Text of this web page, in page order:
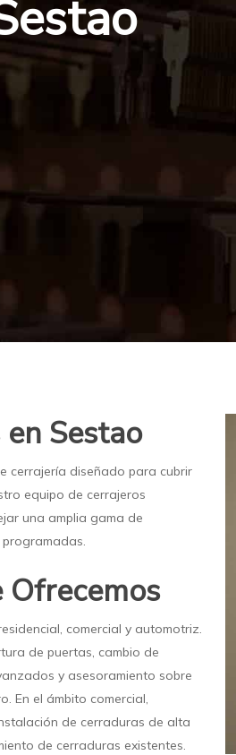
Sestao
cerrajería diseñado para cubrir
equipo de cerrajeros
una amplia gama de
Ofrecemos
comercial y automotriz.
de puertas, cambio de
y asesoramiento sobre
En el ámbito comercial,
de cerraduras de alta
de cerraduras existentes.